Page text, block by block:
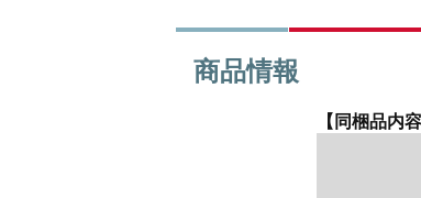
商品情報
【同梱品内容